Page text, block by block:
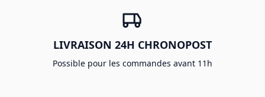
LIVRAISON 24H CHRONOPOST
Possible pour les commandes avant 11h